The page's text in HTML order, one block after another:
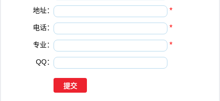
地址： *
电话： *
专业： *
QQ：